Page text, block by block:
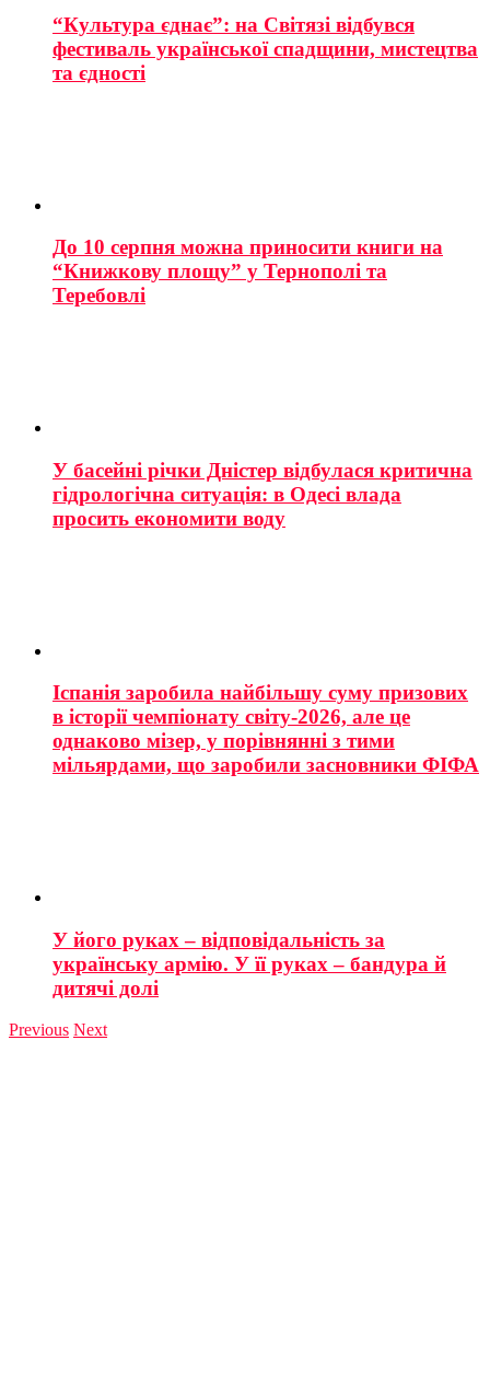
“Культура єднає”: на Світязі відбувся
фестиваль української спадщини, мистецтва
та єдності
До 10 серпня можна приносити книги на
“Книжкову площу” у Тернополі та
Теребовлі
У басейні річки Дністер відбулася критична
гідрологічна ситуація: в Одесі влада
просить економити воду
Іспанія заробила найбільшу суму призових
в історії чемпіонату світу-2026, але це
однаково мізер, у порівнянні з тими
мільярдами, що заробили засновники ФІФА
У його руках – відповідальність за
українську армію. У її руках – бандура й
дитячі долі
Previous Next